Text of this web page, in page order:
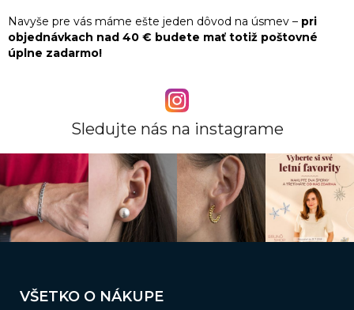
Navyše pre vás máme ešte jeden dôvod na úsmev – pri
objednávkach nad 40 € budete mať totiž poštovné
úplne zadarmo!
Sledujte nás na instagrame
VŠETKO O NÁKUPE